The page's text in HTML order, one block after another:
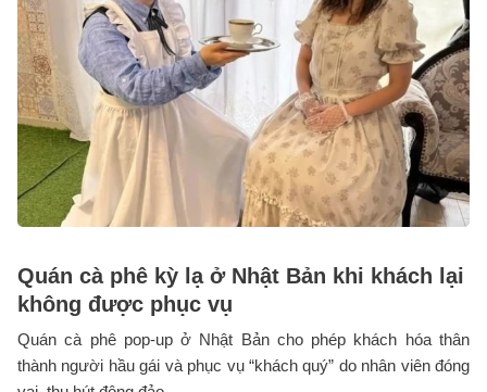
Quán cà phê kỳ lạ ở Nhật Bản khi khách lại
không được phục vụ
Quán cà phê pop-up ở Nhật Bản cho phép khách hóa thân
thành người hầu gái và phục vụ “khách quý” do nhân viên đóng